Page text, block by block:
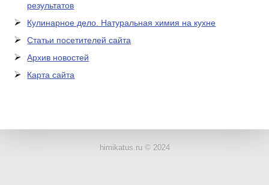
результатов
Кулинарное дело. Натуральная химия на кухне
Статьи посетителей сайта
Архив новостей
Карта сайта
himikatus.ru © 2024